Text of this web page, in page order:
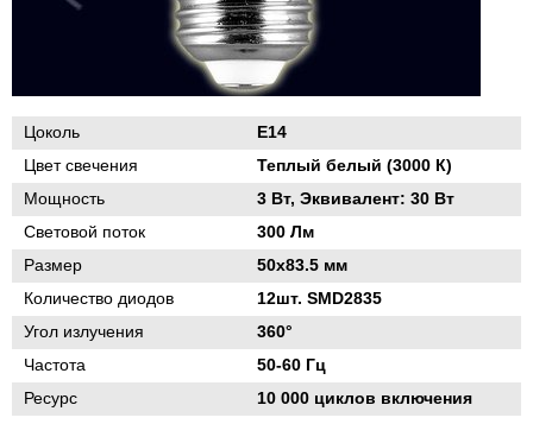
Цоколь
Е14
Цвет свечения
Теплый белый (3000 К)
Мощность
3 Вт, Эквивалент: 30 Вт
Световой поток
300 Лм
Размер
50х83.5 мм
Количество диодов
12шт. SMD2835
Угол излучения
360°
Частота
50-60 Гц
Ресурс
10 000 циклов включения